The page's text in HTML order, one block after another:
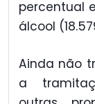
percentual
álcool
Ainda não
a